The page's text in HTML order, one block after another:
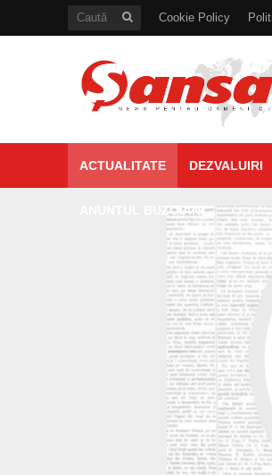
Cookie Policy
ACTUALITATE DEZVALUIRI
ANUNTUL BUZOIAN